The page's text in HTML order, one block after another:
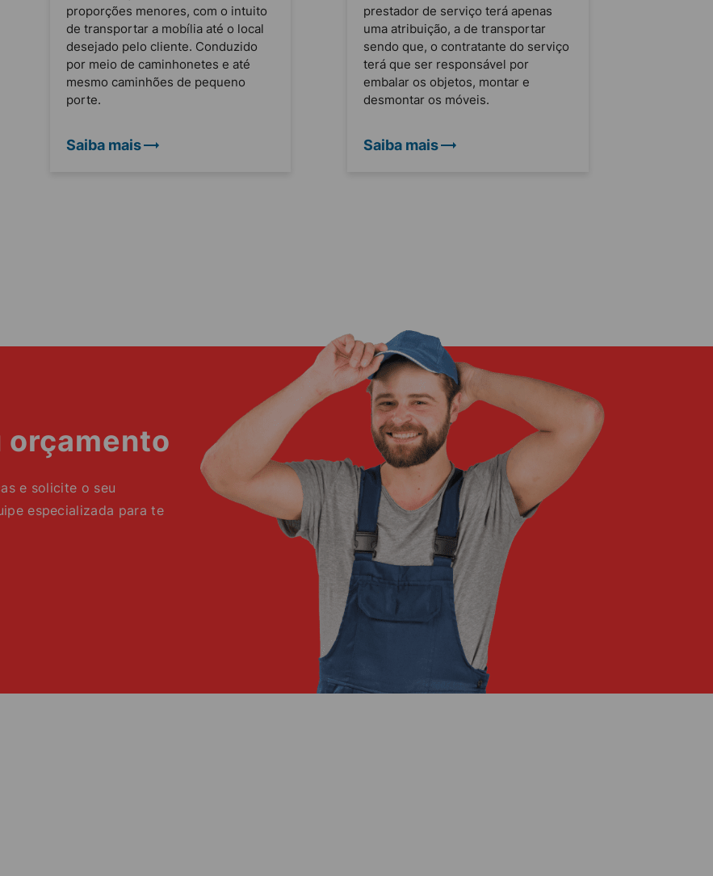
proporções menores, com o intuito
de transportar a mobília até o local
desejado pelo cliente. Conduzido
por meio de caminhonetes e até
mesmo caminhões de pequeno
porte.
Saiba mais
prestador de serviço terá apenas
uma atribuição, a de transportar
sendo que, o contratante do serviço
terá que ser responsável por
embalar os objetos, montar e
desmontar os móveis.
Saiba mais
orçamento
e solicite o seu
especializada para te